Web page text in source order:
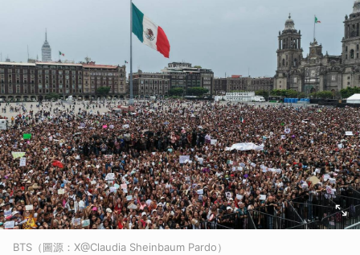
BTS（圖源：X@Claudia Sheinbaum Pardo）